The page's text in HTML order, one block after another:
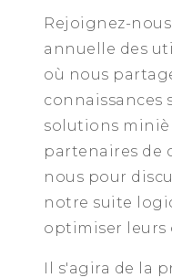
Rejoignez-
annuelle des
où nous
connaissances
solutions
partenaires de
nous pour
notre suite
optimiser leurs
Il s'agira de la